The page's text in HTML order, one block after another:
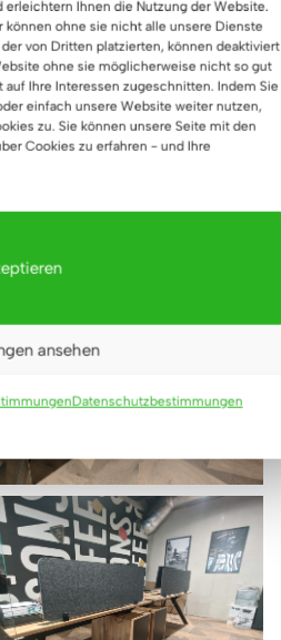
Ihnen die Nutzung der Website.
ohne sie nicht alle unsere Dienste
von Dritten platzierten, können deaktiviert
ohne sie möglicherweise nicht so gut
Ihre Interessen zugeschnitten. Indem Sie
einfach unsere Website weiter nutzen,
zu. Sie können unsere Seite mit den
Cookies zu erfahren - und Ihre
ansehen
Datenschutzbestimmungen